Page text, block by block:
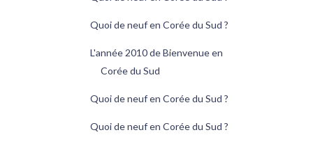
Quoi de neuf en Corée du Sud ?
L'année 2010 de Bienvenue en
Corée du Sud
Quoi de neuf en Corée du Sud ?
Quoi de neuf en Corée du Sud ?